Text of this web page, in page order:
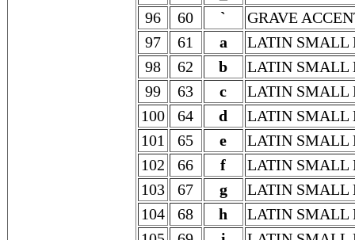
96
60 `
GRAVE
97
61 a
LATIN SMALL
98
62 b
LATIN SMALL
99
63 c
LATIN SMALL
100
64 d
LATIN SMALL
101
65 e
LATIN SMALL
102
66 f
LATIN SMALL
103
67 g
LATIN SMALL
104
68 h
LATIN SMALL